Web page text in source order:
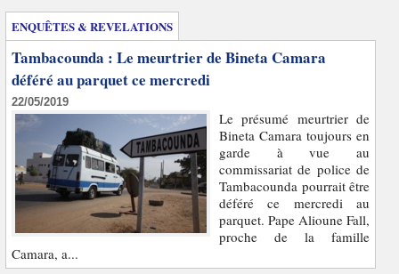
ENQUÊTES & REVELATIONS
Tambacounda : Le meurtrier de Bineta Camara
déféré au parquet ce mercredi
22/05/2019
Le présumé meurtrier de
Bineta Camara toujours en
garde à vue au
commissariat de police de
Tambacounda pourrait être
déféré ce mercredi au
parquet. Pape Alioune Fall,
proche de la famille
Camara, a...